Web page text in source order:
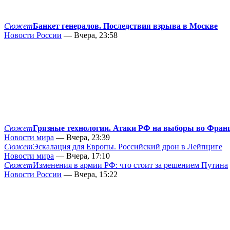
СюжетБанкет генералов. Последствия взрыва в Москве
Новости России — Вчера, 23:58
СюжетГрязные технологии. Атаки РФ на выборы во
Новости мира — Вчера, 23:39
СюжетЭскалация для Европы. Российский дрон в Лейпциге
Новости мира — Вчера, 17:10
СюжетИзменения в армии РФ: что стоит за решением Путина
Новости России — Вчера, 15:22